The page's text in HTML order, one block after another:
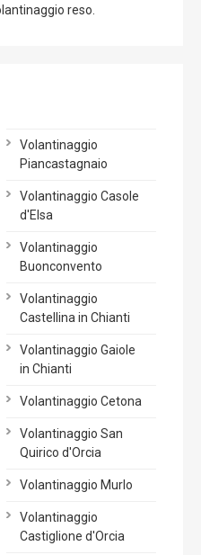
reso.
Volantinaggio
Piancastagnaio
Volantinaggio Casole
d'Elsa
Volantinaggio
Buonconvento
Volantinaggio
Castellina in Chianti
Volantinaggio Gaiole
in Chianti
Volantinaggio Cetona
Volantinaggio San
Quirico d'Orcia
Volantinaggio Murlo
Volantinaggio
Castiglione d'Orcia